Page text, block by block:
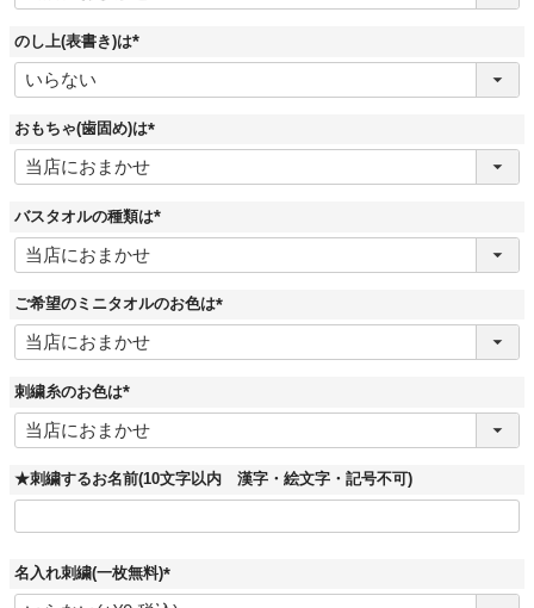
須
のし上(表書き)は
(
須
おもちゃ(歯固め)は
(
必
須
バスタオルの種類は
(
須
ご希望のミニタオルのお色は
(
須
刺繍糸のお色は
(
必
須
)
★刺繍するお名前(10文字以内 漢字・絵文字・記号不可)
名入れ刺繍(一枚無料)
(